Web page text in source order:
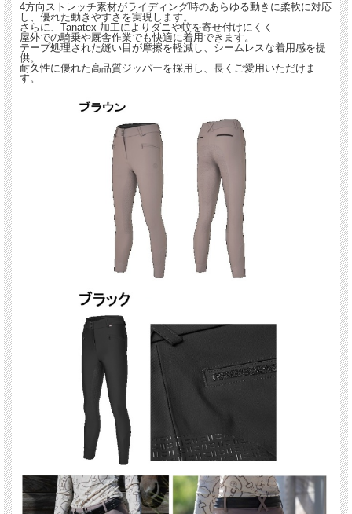
4方向ストレッチ素材がライディング時のあらゆる動きに柔軟に対応
し、優れた動きやすさを実現します。
さらに、Tanatex 加工によりダニや蚊を寄せ付けにくく
屋外での騎乗や厩舎作業でも快適に着用できます。
テープ処理された縫い目が摩擦を軽減し、シームレスな着用感を提
供。
耐久性に優れた高品質ジッパーを採用し、長くご愛用いただけま
す。